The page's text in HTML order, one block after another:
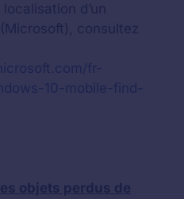
d’un
consultez
fr-
10-mobile-find-
objets perdus de